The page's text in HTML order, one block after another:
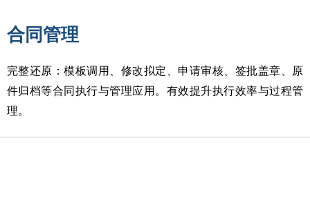
合同管理
完整还原：模板调用、修改拟定、申请审核、签批盖章、原
件归档等合同执行与管理应用。有效提升执行效率与过程管
理。